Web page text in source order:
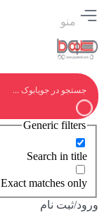
منو
Generic filters
Search in title
Exact matches only
ورود/ثبت نام